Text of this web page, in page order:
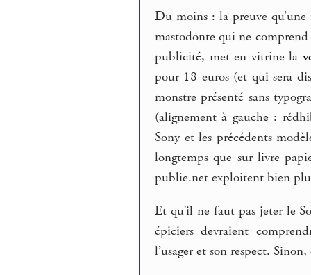
Du moins : la preuve
mastodonte qui ne
publicité, met en vitrine la
pour 18 euros (et qui sera
monstre présenté sans
(alignement à gauche :
Sony et les précédents
longtemps que sur livre
publie.net exploitent bien
Et qu’il ne faut pas jeter le
épiciers devraient
l’usager et son respect.